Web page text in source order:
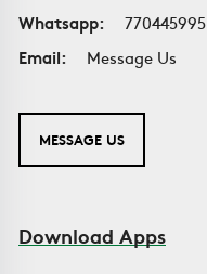
Whatsapp:
770445995
Email:
Message Us
MESSAGE US
Download Apps